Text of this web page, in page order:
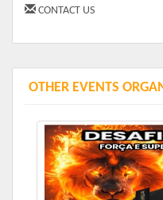
CONTACT US
OTHER EVENTS